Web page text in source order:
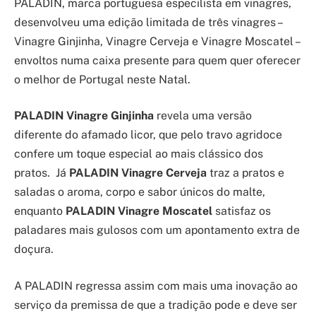
PALADIN, marca portuguesa especilista em vinagres,
desenvolveu uma edição limitada de três vinagres –
Vinagre Ginjinha, Vinagre Cerveja e Vinagre Moscatel –
envoltos numa caixa presente para quem quer oferecer
o melhor de Portugal neste Natal.
PALADIN Vinagre Ginjinha revela uma versão
diferente do afamado licor, que pelo travo agridoce
confere um toque especial ao mais clássico dos
pratos. Já PALADIN Vinagre Cerveja traz a pratos e
saladas o aroma, corpo e sabor únicos do malte,
enquanto PALADIN Vinagre Moscatel satisfaz os
paladares mais gulosos com um apontamento extra de
doçura.
A PALADIN regressa assim com mais uma inovação ao
serviço da premissa de que a tradição pode e deve ser